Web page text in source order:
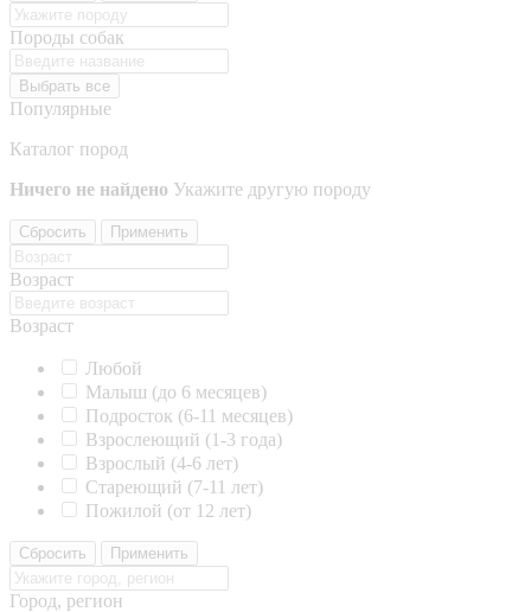
Породы собак
Выбрать все
Популярные
Каталог пород
Ничего не найдено Укажите другую породу
Сбросить Применить
Возраст
Возраст
Любой
Малыш (до 6 месяцев)
Подросток (6-11 месяцев)
Взрослеющий (1-3 года)
Взрослый (4-6 лет)
Стареющий (7-11 лет)
Пожилой (от 12 лет)
Сбросить Применить
Город, регион